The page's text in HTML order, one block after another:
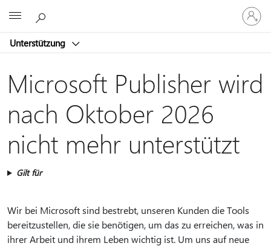
Unterstützung
Bei
Ihrem
Konto
Microsoft Publisher wird
nach Oktober 2026
nicht mehr unterstützt
Gilt für
Wir bei Microsoft sind bestrebt, unseren Kunden die Tools
bereitzustellen, die sie benötigen, um das zu erreichen, was in
ihrer Arbeit und ihrem Leben wichtig ist. Um uns auf neue